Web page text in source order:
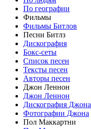
По географии
Фильмы
Фильмы Битлов
Песни Битлз
Дискография
Бокс-сеты
Список песен
Тексты песен
Авторы песен
Джон Леннон
Джон Леннон
Дискография Джона
Фотографии Джона
Пол Маккартни